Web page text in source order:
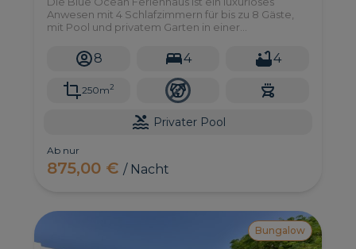
Anwesen mit 4 Schlafzimmern für bis zu 8 Gäste,
mit Pool und privatem Garten in einer
Traumhaus!
8 4 4
250m2
Privater Pool
Ab nur
875,00 €/ Nacht
Bungalow